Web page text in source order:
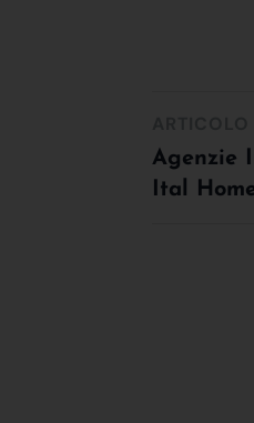
Agenzie
Ital